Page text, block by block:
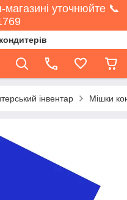
уточнюйте 📞
інвентар Мішки